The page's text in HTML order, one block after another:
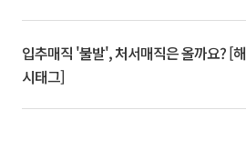
입추매직 '불발', 처서매직은 올까요? [해
시태그]